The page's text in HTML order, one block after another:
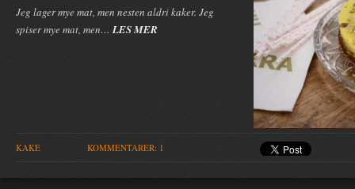
Jeg lager mye mat, men nesten aldri kaker. Jeg
spiser mye mat, men… LES MER
KAKE KOMMENTARER: 1